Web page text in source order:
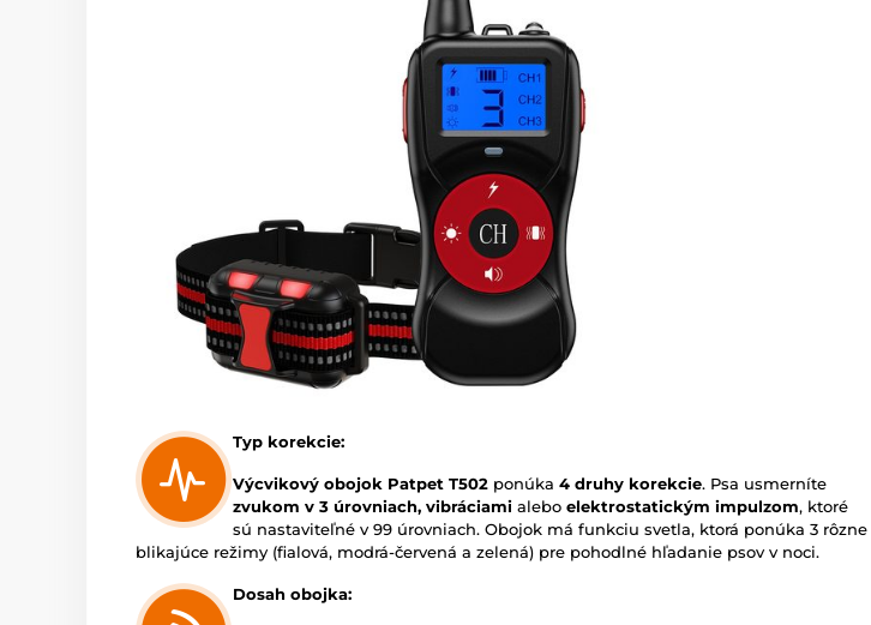
Typ korekcie:
Výcvikový obojok Patpet T502 ponúka 4 druhy korekcie. Psa usmerníte
zvukom v 3 úrovniach, vibráciami alebo elektrostatickým impulzom, ktoré
sú nastaviteľné v 99 úrovniach. Obojok má funkciu svetla, ktorá ponúka 3 rôzne
blikajúce režimy (fialová, modrá-červená a zelená) pre pohodlné hľadanie psov v noci.
Dosah obojka: